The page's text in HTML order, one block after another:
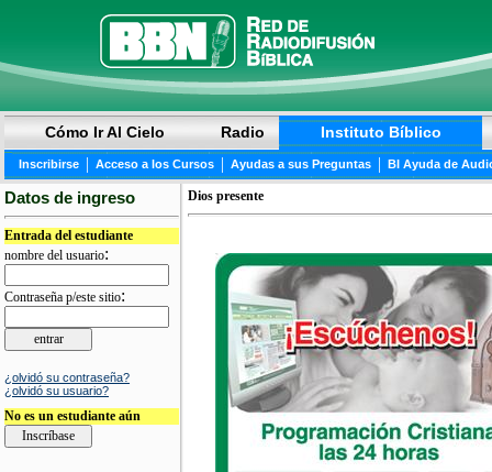
Cómo Ir Al Cielo Radio Instituto Bíblico
Inscribirse | Acceso a los Cursos | Ayudas a sus Preguntas | BI Ayuda de
Datos de ingreso
Entrada del estudiante
nombre del usuario:
Contraseña p/este sitio:
¿olvidó su contraseña?
¿olvidó su usuario?
No es un estudiante aún
Dios presente